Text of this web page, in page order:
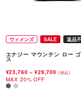
ウィメンズ SALE 返品
エナジー マウンテン ロー
ス
¥23,760~ ¥29,700 (税込)
MAX 20% OFF